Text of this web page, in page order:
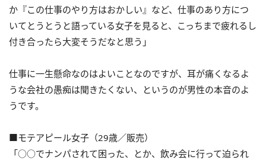
か『この仕事のやり方はおかしい』など、仕事のあり方につ
いてとうとうと語っている女子を見ると、こっちまで疲れるし
付き合ったら大変そうだなと思う」
仕事に一生懸命なのはよいことなのですが、耳が痛くなるよ
うな会社の愚痴は聞きたくない、というのが男性の本音のよ
うです。
■モテアピール女子（29歳／販売）
「○○でナンパされて困った、とか、飲み会に行って迫られ